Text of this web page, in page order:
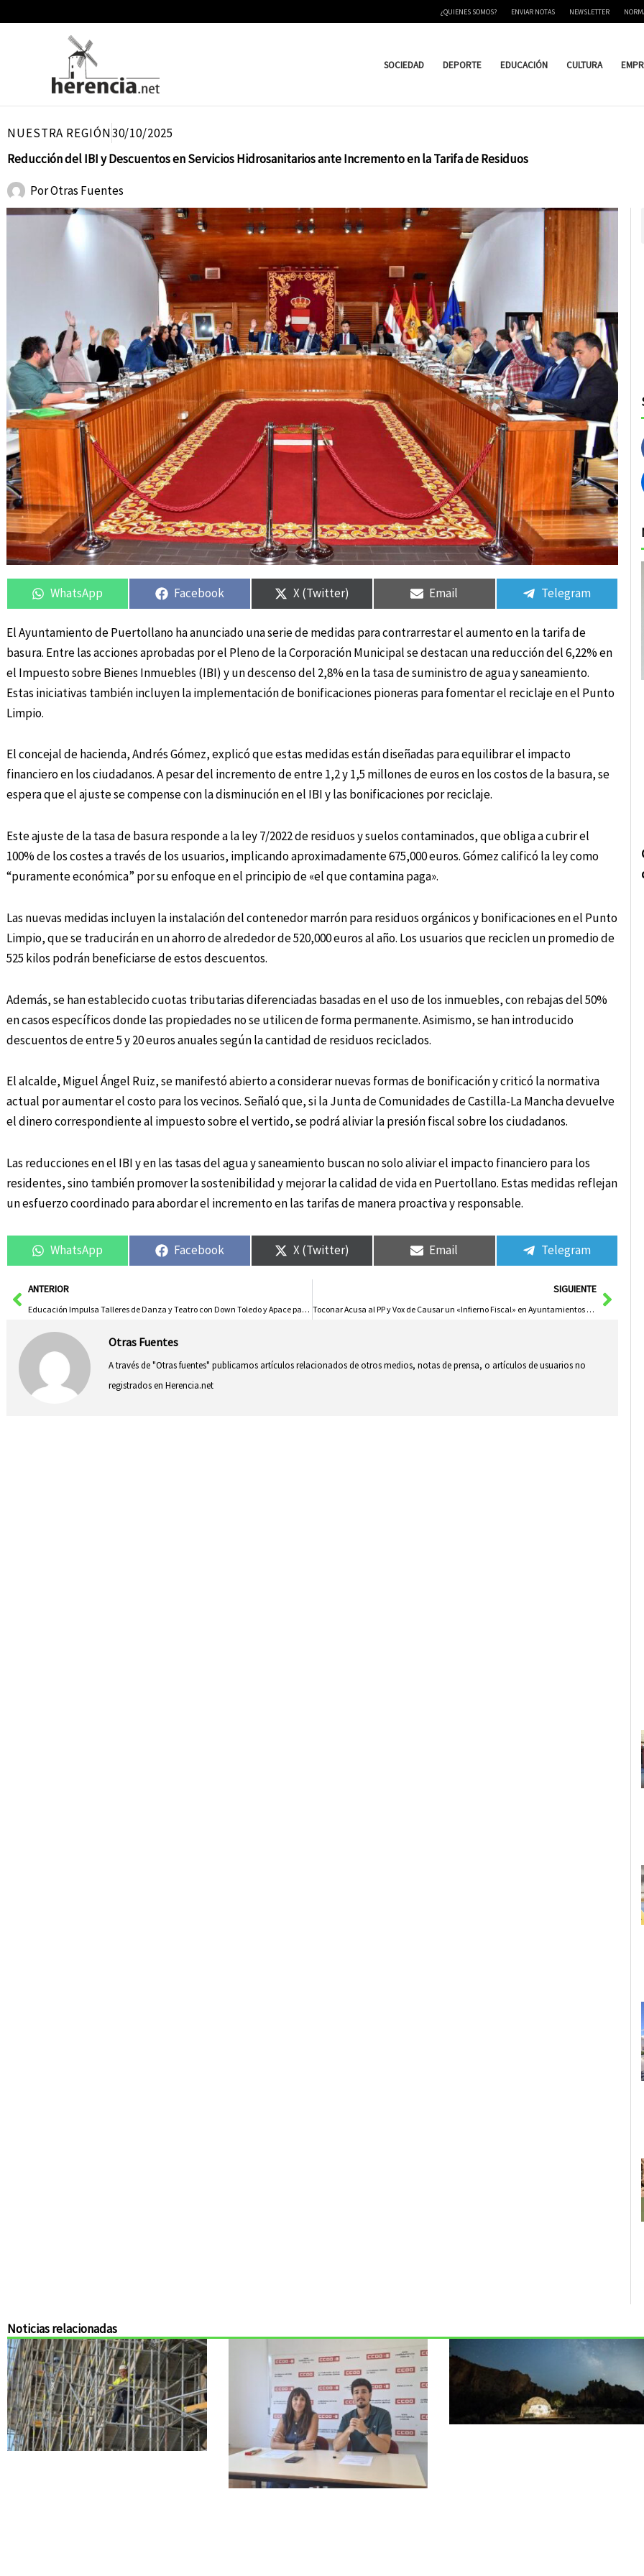
¿QUIENES SOMOS? ENVIAR NOTAS NEWSLETTER
SOCIEDAD DEPORTE EDUCACIÓN CULTURA
NUESTRA REGIÓN30/10/2025
Reducción del IBI y Descuentos en Servicios Hidrosanitarios ante Incremento en la Tarifa de Residuos
PorOtras Fuentes
Compartir
en
WhatsApp
Compartir
en
Facebook
Compartir
en
X (Twitter)
Compartir
en
Email
Compartir
en
Telegram
El Ayuntamiento de Puertollano ha anunciado una serie de medidas para contrarrestar el aumento en la tarifa de
basura. Entre las acciones aprobadas por el Pleno de la Corporación Municipal se destacan una reducción del 6,22% en
el Impuesto sobre Bienes Inmuebles (IBI) y un descenso del 2,8% en la tasa de suministro de agua y saneamiento.
Estas iniciativas también incluyen la implementación de bonificaciones pioneras para fomentar el reciclaje en el Punto
Limpio.
El concejal de hacienda, Andrés Gómez, explicó que estas medidas están diseñadas para equilibrar el impacto
financiero en los ciudadanos. A pesar del incremento de entre 1,2 y 1,5 millones de euros en los costos de la basura, se
espera que el ajuste se compense con la disminución en el IBI y las bonificaciones por reciclaje.
Este ajuste de la tasa de basura responde a la ley 7/2022 de residuos y suelos contaminados, que obliga a cubrir el
100% de los costes a través de los usuarios, implicando aproximadamente 675,000 euros. Gómez calificó la ley como
“puramente económica” por su enfoque en el principio de «el que contamina paga».
Las nuevas medidas incluyen la instalación del contenedor marrón para residuos orgánicos y bonificaciones en el Punto
Limpio, que se traducirán en un ahorro de alrededor de 520,000 euros al año. Los usuarios que reciclen un promedio de
525 kilos podrán beneficiarse de estos descuentos.
Además, se han establecido cuotas tributarias diferenciadas basadas en el uso de los inmuebles, con rebajas del 50%
en casos específicos donde las propiedades no se utilicen de forma permanente. Asimismo, se han introducido
descuentos de entre 5 y 20 euros anuales según la cantidad de residuos reciclados.
El alcalde, Miguel Ángel Ruiz, se manifestó abierto a considerar nuevas formas de bonificación y criticó la normativa
actual por aumentar el costo para los vecinos. Señaló que, si la Junta de Comunidades de Castilla-La Mancha devuelve
el dinero correspondiente al impuesto sobre el vertido, se podrá aliviar la presión fiscal sobre los ciudadanos.
Las reducciones en el IBI y en las tasas del agua y saneamiento buscan no solo aliviar el impacto financiero para los
residentes, sino también promover la sostenibilidad y mejorar la calidad de vida en Puertollano. Estas medidas reflejan
un esfuerzo coordinado para abordar el incremento en las tarifas de manera proactiva y responsable.
Compartir
en
WhatsApp
Compartir
en
Facebook
Compartir
en
X (Twitter)
Compartir
en
Email
Compartir
en
Telegram
AntANTERIOR
Educación Impulsa Talleres de Danza y Teatro con Down Toledo y Apace para Promover la Igualdad y Romper Barreras
SIGUIENTE
Toconar Acusa al PP y Vox de Causar un «Infierno Fiscal» en Ayuntamientos de Castilla-La Mancha
Otras Fuentes
A través de "Otras fuentes" publicamos artículos relacionados de otros medios, notas de prensa, o artículos de usuarios no
registrados en Herencia.net
Noticias relacionadas